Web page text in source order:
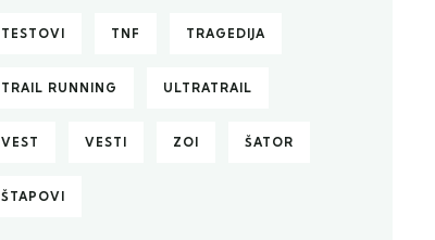
TESTOVI TNF TRAGEDIJA
TRAIL RUNNING ULTRATRAIL
VEST VESTI ZOI ŠATOR
ŠTAPOVI